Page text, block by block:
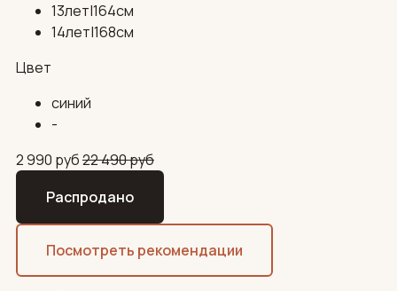
13лет|164см
14лет|168см
Цвет
синий
-
2 990 руб22 490руб
Распродано
Посмотреть рекомендации